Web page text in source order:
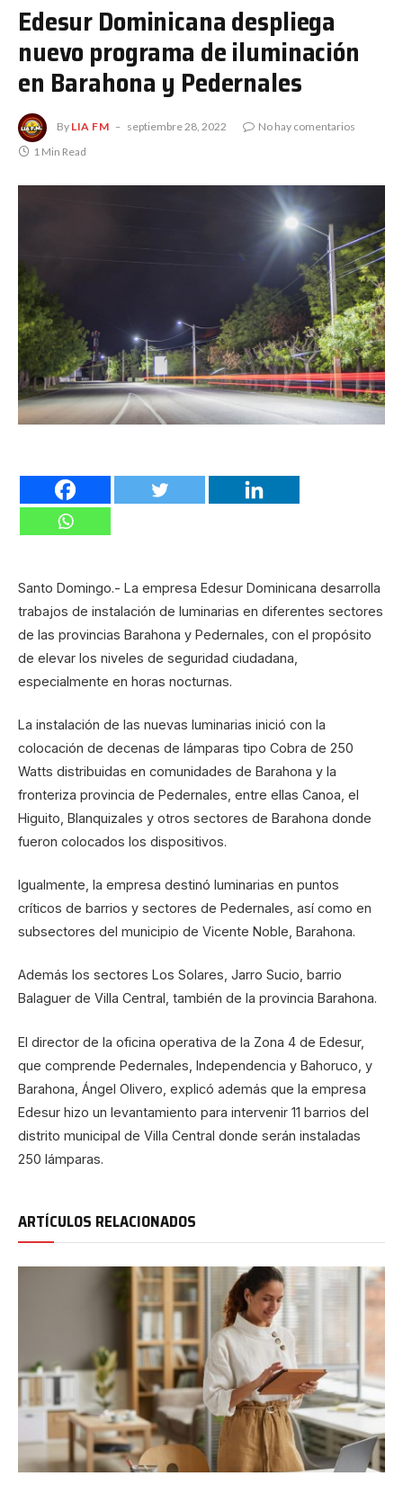
Edesur Dominicana despliega
nuevo programa de iluminación
en Barahona y Pedernales
By LIA FM septiembre 28, 2022
No hay comentarios
1 Min Read
Santo Domingo.- La empresa Edesur Dominicana desarrolla
trabajos de instalación de luminarias en diferentes sectores
de las provincias Barahona y Pedernales, con el propósito
de elevar los niveles de seguridad ciudadana,
especialmente en horas nocturnas.
La instalación de las nuevas luminarias inició con la
colocación de decenas de lámparas tipo Cobra de 250
Watts distribuidas en comunidades de Barahona y la
fronteriza provincia de Pedernales, entre ellas Canoa, el
Higuito, Blanquizales y otros sectores de Barahona donde
fueron colocados los dispositivos.
Igualmente, la empresa destinó luminarias en puntos
críticos de barrios y sectores de Pedernales, así como en
subsectores del municipio de Vicente Noble, Barahona.
Además los sectores Los Solares, Jarro Sucio, barrio
Balaguer de Villa Central, también de la provincia Barahona.
El director de la oficina operativa de la Zona 4 de Edesur,
que comprende Pedernales, Independencia y Bahoruco, y
Barahona, Ángel Olivero, explicó además que la empresa
Edesur hizo un levantamiento para intervenir 11 barrios del
distrito municipal de Villa Central donde serán instaladas
250 lámparas.
ARTÍCULOS RELACIONADOS